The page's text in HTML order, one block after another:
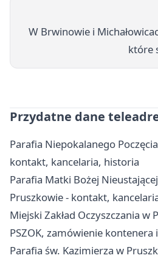
W Brwinowie i
które
Przydatne dane
Parafia Niepokalanego
kontakt, kancelaria, historia
Parafia Matki Bożej
Pruszkowie - kontakt,
Miejski Zakład Oczyszczania w
PSZOK, zamówienie kontenera
Parafia św. Kazimierza w